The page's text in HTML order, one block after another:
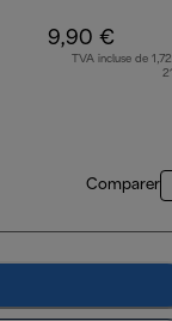
9,90 €
TVA incluse de
Comparer